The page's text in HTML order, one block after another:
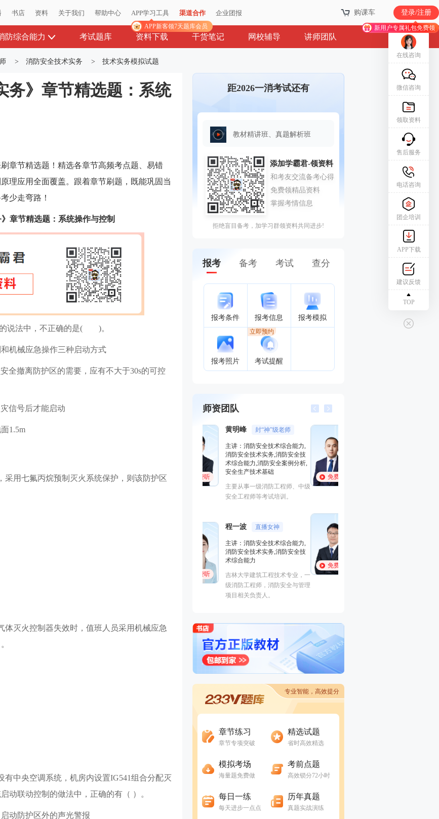
书店 资料 关于我们 帮助中心 APP学习工具
APP新客领7天题库会员
渠道合作 企业团报 购课车 登录/注册
新用户专属礼包免费领
防综合能力 考试题库 资料下载 干货笔记 网校辅导 讲师团队
> 消防安全技术实务 > 技术实务模拟试题
务》章节精选题：系统
章节精选题！精选各章节高频考点题、易错
理应用全面覆盖。跟着章节刷题，既能巩固当
少走弯路！
章节精选题：系统操作与控制
的说法中，不正确的是( )。
机械应急操作三种启动方式
全撤离防护区的需要，应有不大于30s的可控
信号后才能启动
1.5m
采用七氟丙烷预制灭火系统保护，则该防护区
体灭火控制器失效时，值班人员采用机械应急
中央空调系统，机房内设置IG541组合分配灭
动联动控制的做法中，正确的有（ ）。
动防护区外的声光警报
距2026一消考试还有
教材精讲班、真题解析班
拒绝盲目备考，加学习群领资料共同进步!
报考 备考 考试 查分
报考条件 报考信息 报考模拟
报考照片 考试提醒
立即预约
师资团队
免费听
侯跃
主讲：消防安全案例分析,消防
安全案例分析,基础知识,中级技
能,中级实操
国家一级注册消防工程师、一级
注册建造师，富有现场施工经
验，授课风格化繁为简、深入浅
免费听
主讲：消防安全技术综合能力,
消防安全技术实务,消防安全技
术综合能力,消防安全案例分析,
安全生产技术基础
主要从事一级消防工程师、中级
安全工程师等考试培训。
专业智能，高效提分
章节练习
章节专项突破
精选试题
省时高效精选
模拟考场
海量题免费做
考前点题
高效锁分72小时
每日一练
每天进步一点点
历年真题
真题实战演练
在线咨询
微信咨询
领取资料
售后服务
电话咨询
团企培训
APP下载
建议反馈
TOP